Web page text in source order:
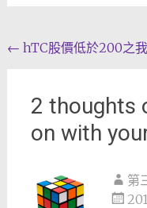
Post
← hTC股價低於200之
2 thoughts
on with
第